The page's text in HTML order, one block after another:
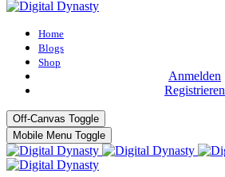
Home
Blogs
Shop
Anmelden
Registrieren
Off-Canvas Toggle
Mobile Menu Toggle